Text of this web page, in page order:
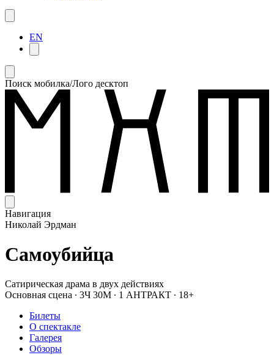
EN
Поиск мобилка/Лого десктоп
Навигация
Николай Эрдман
Самоубийца
Сатирическая драма в двух действиях
Основная сцена ∙ 3Ч 30М ∙ 1 АНТРАКТ ∙ 18+
Билеты
О спектакле
Галерея
Обзоры